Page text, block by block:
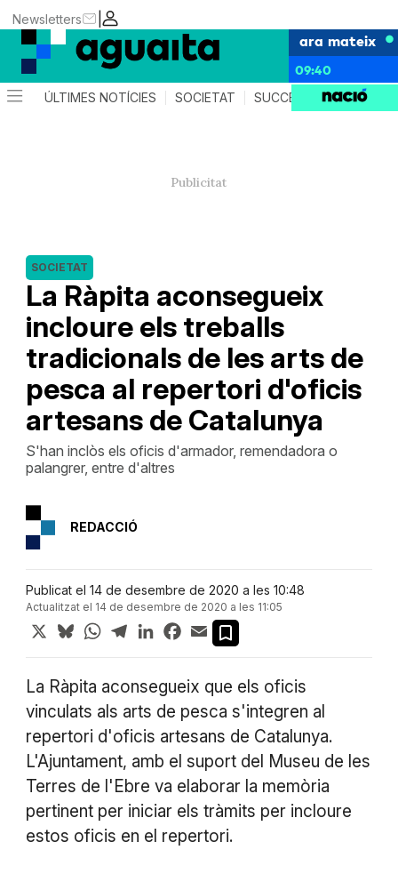
|
Newsletters
ara mateix
09:40
ÚLTIMES NOTÍCIES SOCIETAT SUCCESSOS AGENDA
​La Ràpita aconsegueix
incloure els treballs
tradicionals de les arts de
pesca al repertori d'oficis
artesans de Catalunya
SOCIETAT
S'han inclòs els oficis d'armador, remendadora o
palangrer, entre d'altres
REDACCIÓ
Publicat el 14 de desembre de 2020 a les 10:48
Actualitzat el 14 de desembre de 2020 a les 11:05
X BlueskyWhatsApp
TelegramLinkedInFacebook
Email
La Ràpita aconsegueix que els oficis
vinculats als arts de pesca s'integren al
repertori d'oficis artesans de Catalunya.
L'Ajuntament, amb el suport del Museu de les
Terres de l'Ebre va elaborar la memòria
pertinent per iniciar els tràmits per incloure
estos oficis en el repertori.